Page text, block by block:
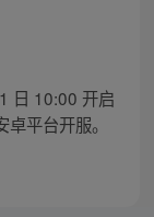
日 10:00 开启
平台开服。